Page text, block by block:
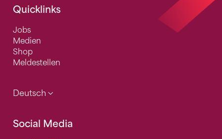
Quicklinks
Jobs
Medien
Shop
Meldestellen
Deutsch
Social Media